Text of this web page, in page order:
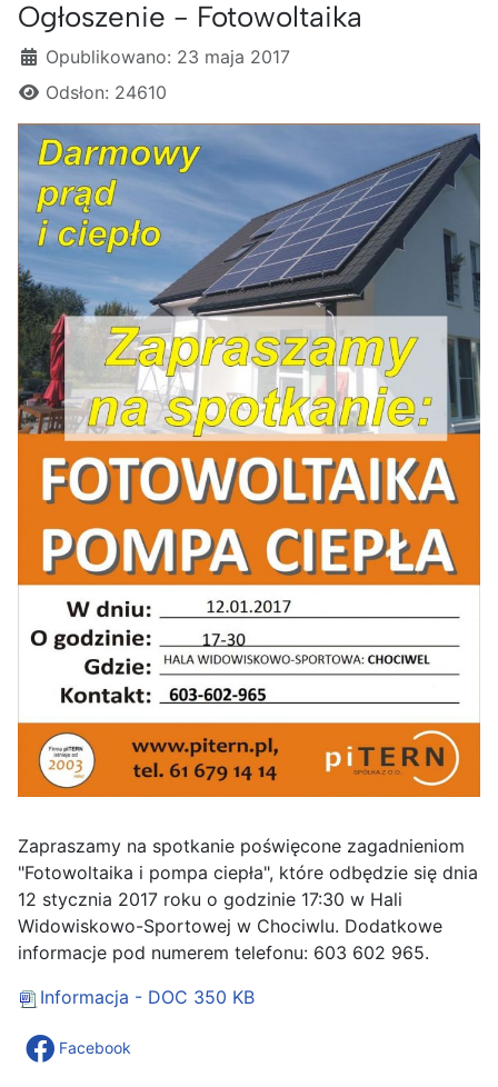
Ogłoszenie - Fotowoltaika
Szczegóły
Opublikowano: 23 maja 2017
Odsłon: 24610
Zapraszamy na spotkanie poświęcone zagadnieniom
"Fotowoltaika i pompa ciepła", które odbędzie się dnia
12 stycznia 2017 roku o godzinie 17:30 w Hali
Widowiskowo-Sportowej w Chociwlu. Dodatkowe
informacje pod numerem telefonu: 603 602 965.
Informacja - DOC 350 KB
Facebook